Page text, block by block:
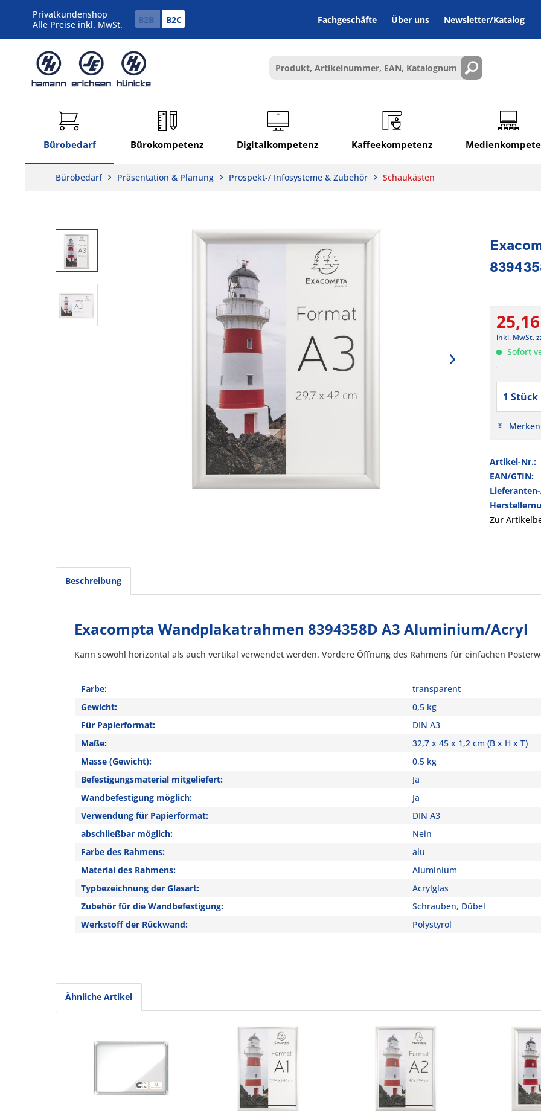
Privatkundenshop
Alle Preise inkl. MwSt.
B2B B2C Fachgeschäfte Über uns Newsletter/Katalog
Bürobedarf Bürokompetenz Digitalkompetenz Kaffeekompetenz
Bürobedarf Präsentation & Planung Prospekt-/ Infosysteme & Zubehör Schaukästen
inkl. MwSt.
Sofort
Merken
Artikel-Nr.:
EAN/GTIN:
Zur
Beschreibung
Exacompta Wandplakatrahmen 8394358D A3 Aluminium/Acryl
Kann sowohl horizontal als auch vertikal verwendet werden. Vordere Öffnung des Rahmens für einfachen
Farbe:
transparent
Gewicht:
0,5 kg
Für Papierformat:
DIN A3
Maße:
32,7 x 45 x 1,2 cm (B x H x T)
Masse (Gewicht):
0,5 kg
Befestigungsmaterial mitgeliefert:
Ja
Wandbefestigung möglich:
Ja
Verwendung für Papierformat:
DIN A3
abschließbar möglich:
Nein
Farbe des Rahmens:
alu
Material des Rahmens:
Aluminium
Typbezeichnung der Glasart:
Acrylglas
Zubehör für die Wandbefestigung:
Schrauben, Dübel
Werkstoff der Rückwand:
Polystyrol
Ähnliche Artikel